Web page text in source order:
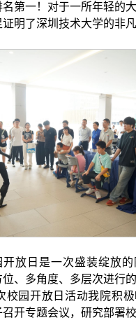
名第一！对于一所年轻的
明了深圳技术大学的非凡
放日是一次盛装绽放
、多角度、多层次进行
校园开放日活动我院积
开专题会议，研究部署